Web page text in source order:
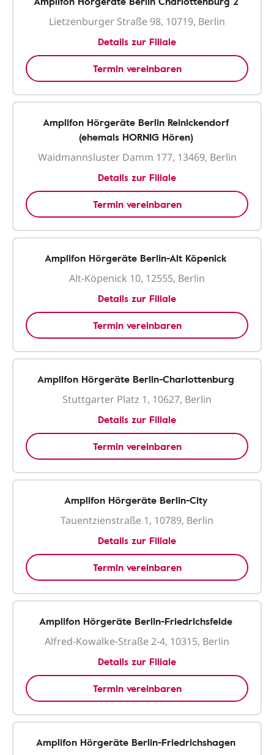
Lietzenburger Straße 98, 10719, Berlin
Details zur Filiale
Termin vereinbaren
Amplifon Hörgeräte Berlin Reinickendorf
(ehemals HORNIG Hören)
Waidmannsluster Damm 177, 13469, Berlin
Details zur Filiale
Termin vereinbaren
Amplifon Hörgeräte Berlin-Alt Köpenick
Alt-Köpenick 10, 12555, Berlin
Details zur Filiale
Termin vereinbaren
Amplifon Hörgeräte Berlin-Charlottenburg
Stuttgarter Platz 1, 10627, Berlin
Details zur Filiale
Termin vereinbaren
Amplifon Hörgeräte Berlin-City
Tauentzienstraße 1, 10789, Berlin
Details zur Filiale
Termin vereinbaren
Amplifon Hörgeräte Berlin-Friedrichsfelde
Alfred-Kowalke-Straße 2-4, 10315, Berlin
Details zur Filiale
Termin vereinbaren
Amplifon Hörgeräte Berlin-Friedrichshagen